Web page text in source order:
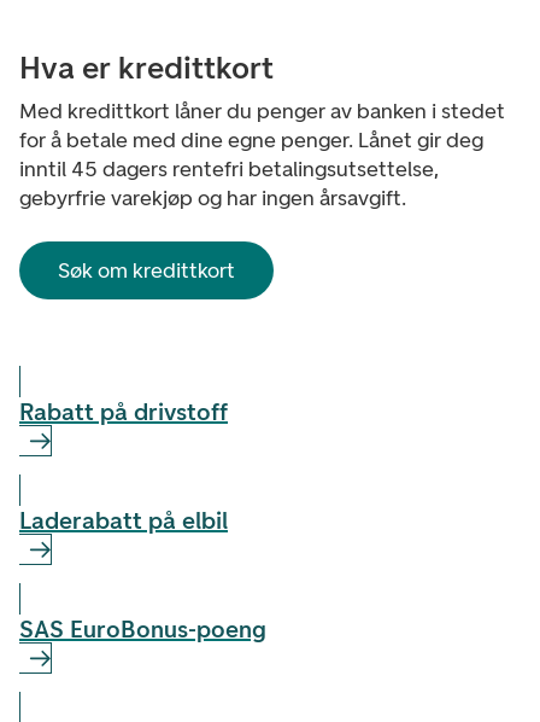
Hva er kredittkort
Med kredittkort låner du penger av banken i stedet
for å betale med dine egne penger. Lånet gir deg
inntil 45 dagers rentefri betalingsutsettelse,
gebyrfrie varekjøp og har ingen årsavgift.
Søk om kredittkort
Rabatt på drivstoff
Laderabatt på elbil
SAS EuroBonus-poeng